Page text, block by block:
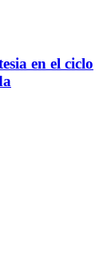
en el ciclo